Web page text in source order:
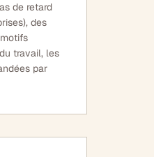
de retard
des
travail, les
par